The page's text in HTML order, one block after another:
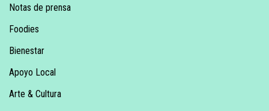
Notas de prensa
Foodies
Bienestar
Apoyo Local
Arte & Cultura